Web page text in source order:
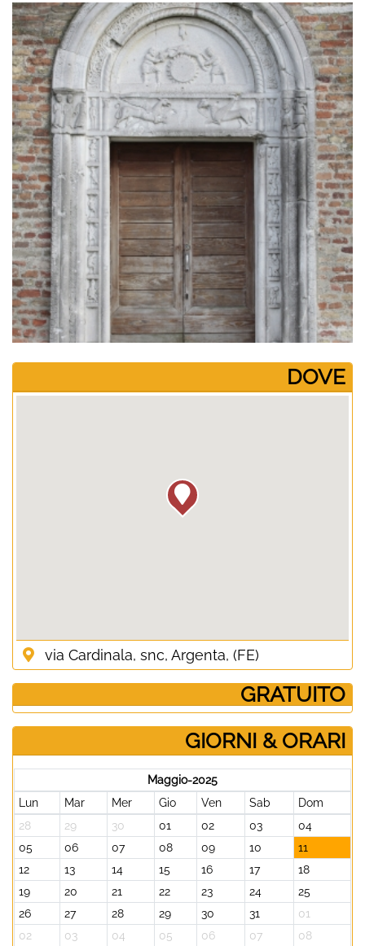
­DOVE
via Cardinala, snc, Argenta, (FE)
­ GRATUITO
GIORNI & ORARI
Maggio-2025
Lun
Mar Mer Gio Ven Sab
Dom
28
29 30 01 02 03
04
05
06 07 08 09 10
11
12
13 14 15 16 17
18
19
20 21 22 23 24
25
26
27 28 29 30 31
01
02
03 04 05 06 07 08